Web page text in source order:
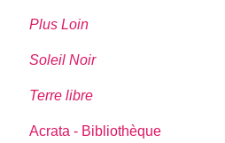
Plus Loin
Soleil Noir
Terre libre
Acrata - Bibliothèque